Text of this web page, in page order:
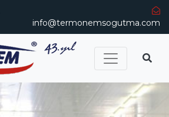
info@termonemsogutma.com